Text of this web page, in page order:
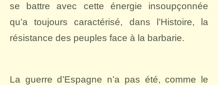
se battre avec cette énergie insoupçonnée
qu’a toujours caractérisé, dans l’Histoire, la
résistance des peuples face à la barbarie.
La guerre d’Espagne n’a pas été, comme le